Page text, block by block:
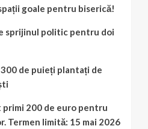
goale pentru biserică!
sprijinul politic pentru doi
300 de puieți plantați de
200 de euro pentru
Termen limită: 15 mai 2026